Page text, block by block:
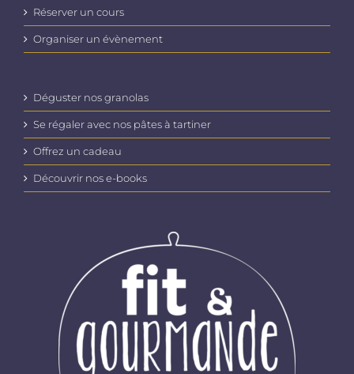
Réserver un cours
Organiser un évènement
Déguster nos granolas
Se régaler avec nos pâtes à tartiner
Offrez un cadeau
Découvrir nos e-books